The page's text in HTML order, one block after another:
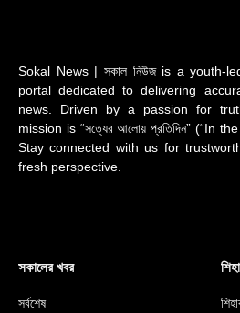
Sokal News | সকাল নিউজ is a youth-
portal dedicated to delivering
news. Driven by a passion for
mission is “সত্যের আলোয় প্রতিদিন” (“In
Stay connected with us for
fresh perspective.
সকালের খবর
সর্বশেষ